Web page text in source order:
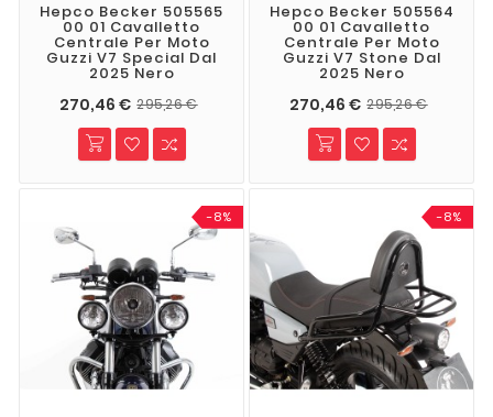
Hepco Becker 505565
00 01 Cavalletto
Centrale Per Moto
Guzzi V7 Special Dal
2025 Nero
270,46 € 295,26 €
Hepco Becker 505564
00 01 Cavalletto
Centrale Per Moto
Guzzi V7 Stone Dal
2025 Nero
270,46 € 295,26 €
-8% -8%